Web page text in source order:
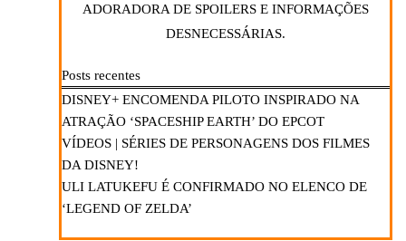
ADORADORA DE SPOILERS E INFORMAÇÕES
DESNECESSÁRIAS.
Posts recentes
DISNEY+ ENCOMENDA PILOTO INSPIRADO NA
ATRAÇÃO ‘SPACESHIP EARTH’ DO EPCOT
VÍDEOS | SÉRIES DE PERSONAGENS DOS FILMES
DA DISNEY!
ULI LATUKEFU É CONFIRMADO NO ELENCO DE
‘LEGEND OF ZELDA’